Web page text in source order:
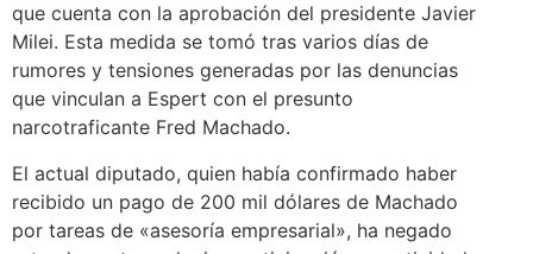
que cuenta con la aprobación del presidente Javier
Milei. Esta medida se tomó tras varios días de
rumores y tensiones generadas por las denuncias
que vinculan a Espert con el presunto
narcotraficante Fred Machado.
El actual diputado, quien había confirmado haber
recibido un pago de 200 mil dólares de Machado
por tareas de «asesoría empresarial», ha negado